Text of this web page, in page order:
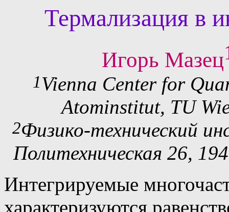
Термализация в
Игорь Мазец
1Vienna Center for
Atominstitut, TU
2Физико-технический
Политехническая 26,
Интегрируемые
характеризуются